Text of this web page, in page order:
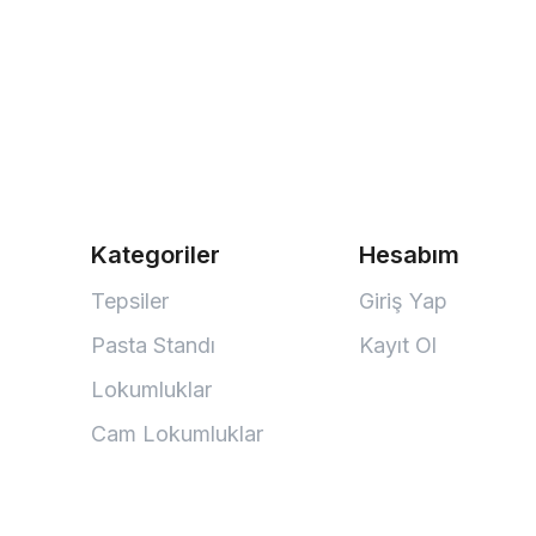
Kategoriler
Tepsiler
Pasta Standı
Lokumluklar
Cam Lokumluklar
Hesabım
Giriş Yap
Kayıt Ol